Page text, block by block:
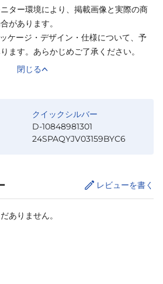
ター環境により、掲載画像と実際の商
があります。
ケージ・デザイン・仕様について、予
ます。あらかじめご了承ください。
閉じる
クイックシルバー
D-10848981301
24SPAQYJV03159BYC6
レビューを書く
ありません。